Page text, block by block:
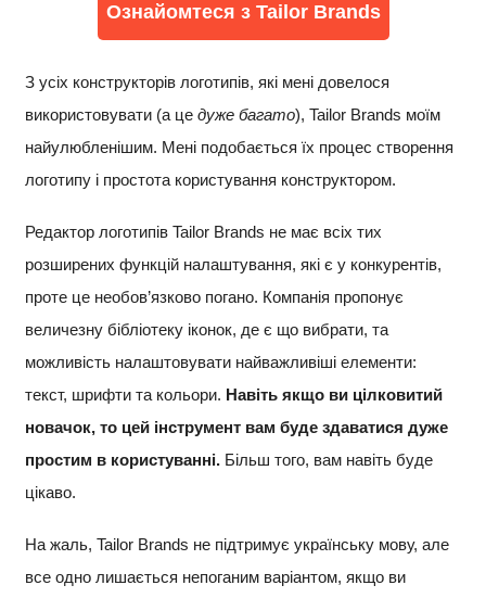
Ознайомтеся з Tailor Brands
З усіх конструкторів логотипів, які мені довелося
використовувати (а це дуже багато), Tailor Brands моїм
найулюбленішим. Мені подобається їх процес створення
логотипу і простота користування конструктором.
Редактор логотипів Tailor Brands не має всіх тих
розширених функцій налаштування, які є у конкурентів,
проте це необов’язково погано. Компанія пропонує
величезну бібліотеку іконок, де є що вибрати, та
можливість налаштовувати найважливіші елементи:
текст, шрифти та кольори. Навіть якщо ви цілковитий
новачок, то цей інструмент вам буде здаватися дуже
простим в користуванні. Більш того, вам навіть буде
цікаво.
На жаль, Tailor Brands не підтримує українську мову, але
все одно лишається непоганим варіантом, якщо ви